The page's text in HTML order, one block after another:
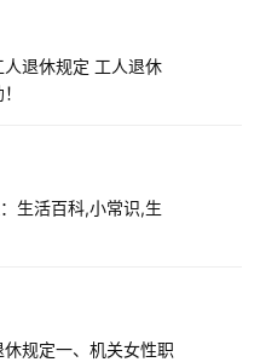
退休规定 工人退休
生活百科,小常识,生
规定一、机关女性职